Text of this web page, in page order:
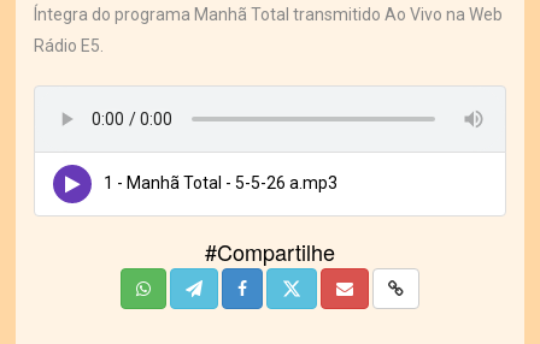
Íntegra do programa Manhã Total transmitido Ao Vivo na Web
Rádio E5.
1 - Manhã Total - 5-5-26 a.mp3
#Compartilhe